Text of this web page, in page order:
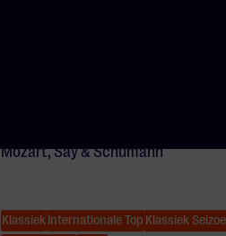
Mozart, Say & Schumann
Klassiek Internationale Top Klassiek